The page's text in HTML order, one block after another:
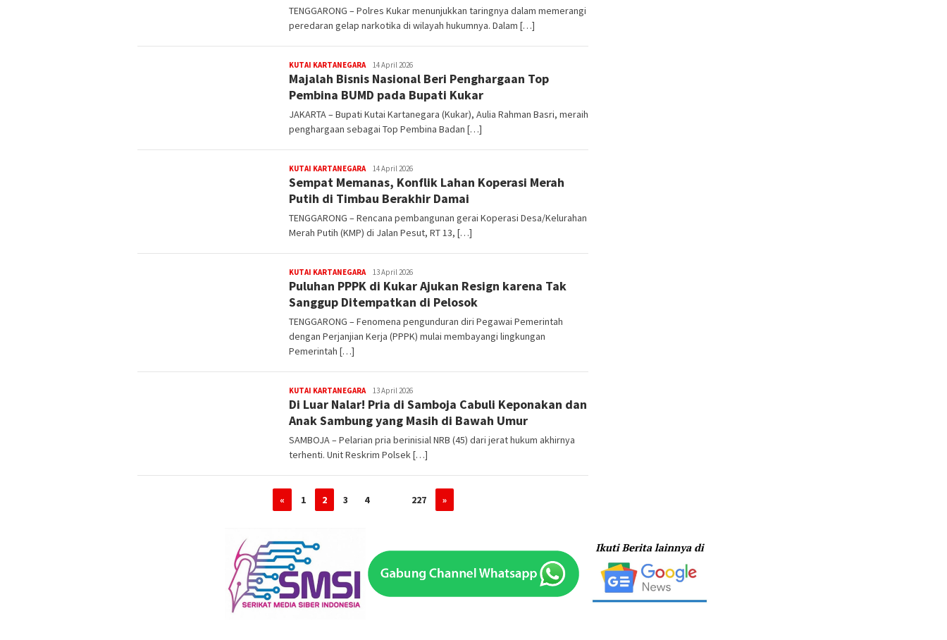
TENGGARONG – Polres Kukar menunjukkan taringnya dalam memerangi
peredaran gelap narkotika di wilayah hukumnya. Dalam […]
KUTAI KARTANEGARAeditoredaksi
14 April 2026
Majalah Bisnis Nasional Beri Penghargaan Top
Pembina BUMD pada Bupati Kukar
JAKARTA – Bupati Kutai Kartanegara (Kukar), Aulia Rahman Basri, meraih
penghargaan sebagai Top Pembina Badan […]
KUTAI KARTANEGARAeditoredaksi
14 April 2026
Sempat Memanas, Konflik Lahan Koperasi Merah
Putih di Timbau Berakhir Damai
TENGGARONG – Rencana pembangunan gerai Koperasi Desa/Kelurahan
Merah Putih (KMP) di Jalan Pesut, RT 13, […]
KUTAI KARTANEGARAeditoredaksi
13 April 2026
Puluhan PPPK di Kukar Ajukan Resign karena Tak
Sanggup Ditempatkan di Pelosok
TENGGARONG – Fenomena pengunduran diri Pegawai Pemerintah
dengan Perjanjian Kerja (PPPK) mulai membayangi lingkungan
Pemerintah […]
KUTAI KARTANEGARAeditoredaksi
13 April 2026
Di Luar Nalar! Pria di Samboja Cabuli Keponakan dan
Anak Sambung yang Masih di Bawah Umur
SAMBOJA – Pelarian pria berinisial NRB (45) dari jerat hukum akhirnya
terhenti. Unit Reskrim Polsek […]
« 1 2 3 4 227 »